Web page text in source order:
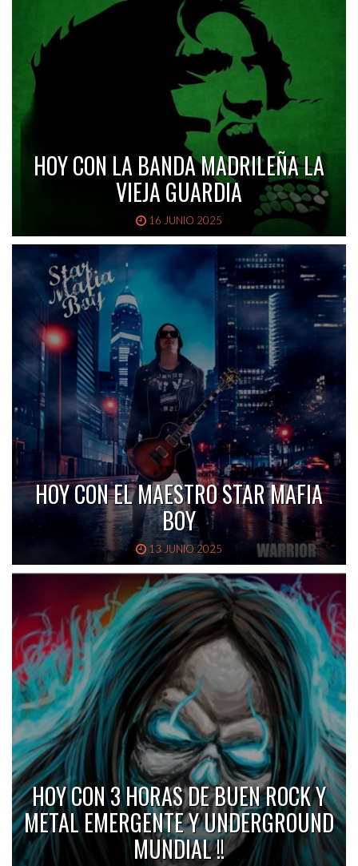
HOY CON LA BANDA MADRILEÑA LA
VIEJA GUARDIA
16 JUNIO 2025
HOY CON EL MAESTRO STAR MAFIA
BOY
13 JUNIO 2025
HOY CON 3 HORAS DE BUEN ROCK Y
METAL EMERGENTE Y UNDERGROUND
MUNDIAL !!